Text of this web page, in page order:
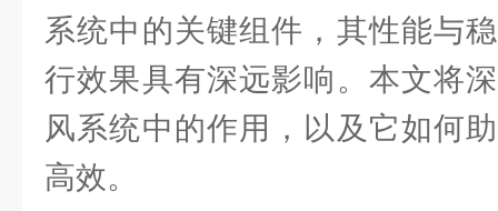
系统中的关键组件，其性能与
行效果具有深远影响。本文将
风系统中的作用，以及它如何
高效。